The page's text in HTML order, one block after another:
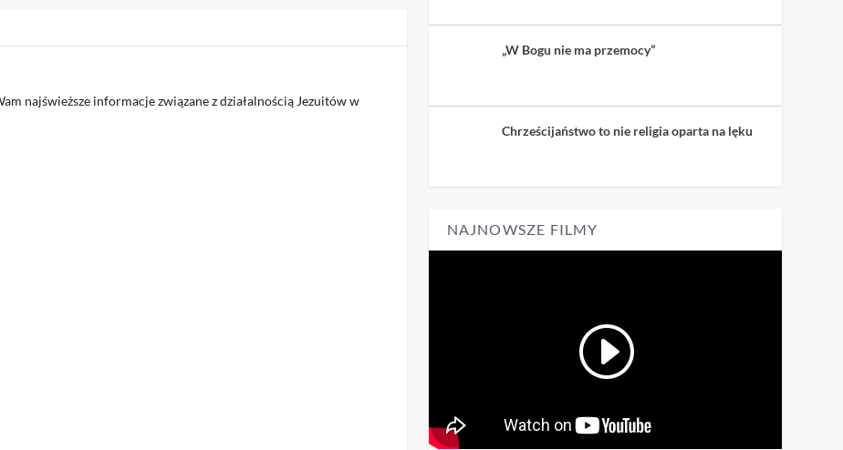
najświeższe informacje związane z działalnością Jezuitów w
„W Bogu nie ma przemocy”
Chrześcijaństwo to nie religia oparta na lęku
NAJNOWSZE FILMY